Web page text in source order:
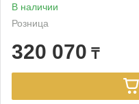
В наличии
Розница
320 070 ₸